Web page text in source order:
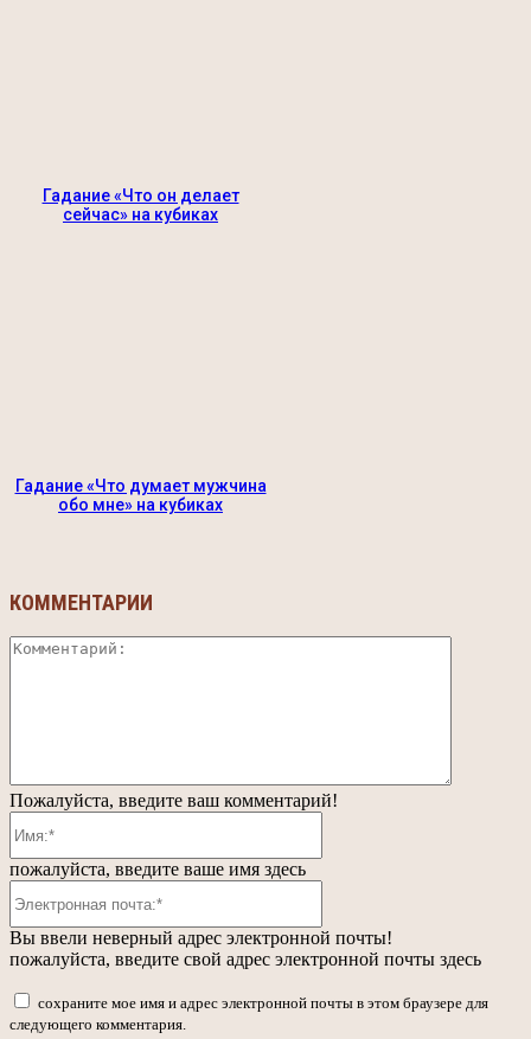
Гадание «Что он делает
сейчас» на кубиках
Гадание «Что думает мужчина
обо мне» на кубиках
КОММЕНТАРИИ
Пожалуйста, введите ваш комментарий!
пожалуйста, введите ваше имя здесь
Вы ввели неверный адрес электронной почты!
пожалуйста, введите свой адрес электронной почты здесь
сохраните мое имя и адрес электронной почты в этом браузере для
следующего комментария.